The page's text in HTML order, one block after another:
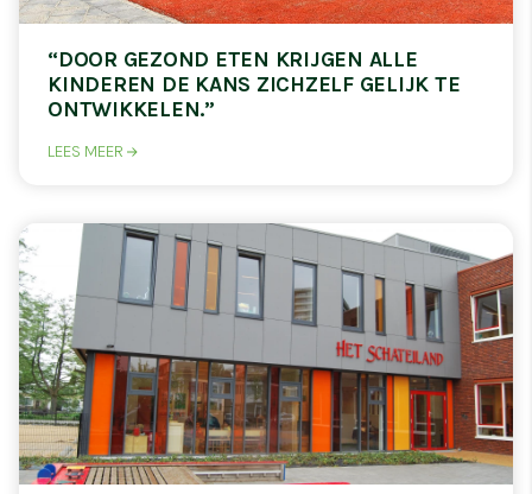
“DOOR GEZOND ETEN KRIJGEN ALLE
KINDEREN DE KANS ZICHZELF GELIJK TE
ONTWIKKELEN.”
LEES MEER